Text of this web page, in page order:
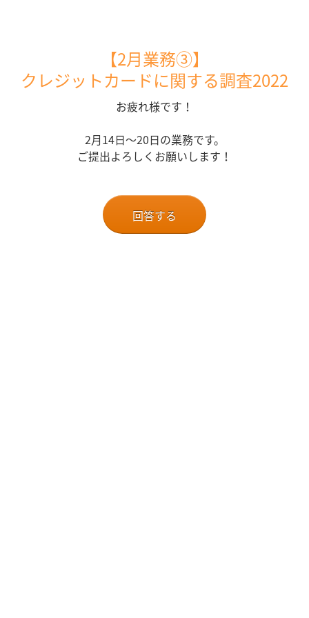
【2月業務③】
クレジットカードに関する調査2022
お疲れ様です！
2月14日～20日の業務です。
ご提出よろしくお願いします！
回答する